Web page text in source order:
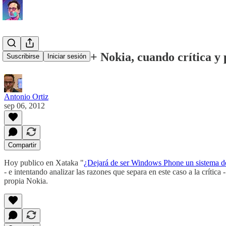
Suscribirse Iniciar sesión
Windows Phone + Nokia, cuando crítica y
Antonio Ortiz
sep 06, 2012
Compartir
Hoy publico en Xataka "¿Dejará de ser Windows Phone un
- e intentando analizar las razones que separa en este caso a la
propia Nokia.